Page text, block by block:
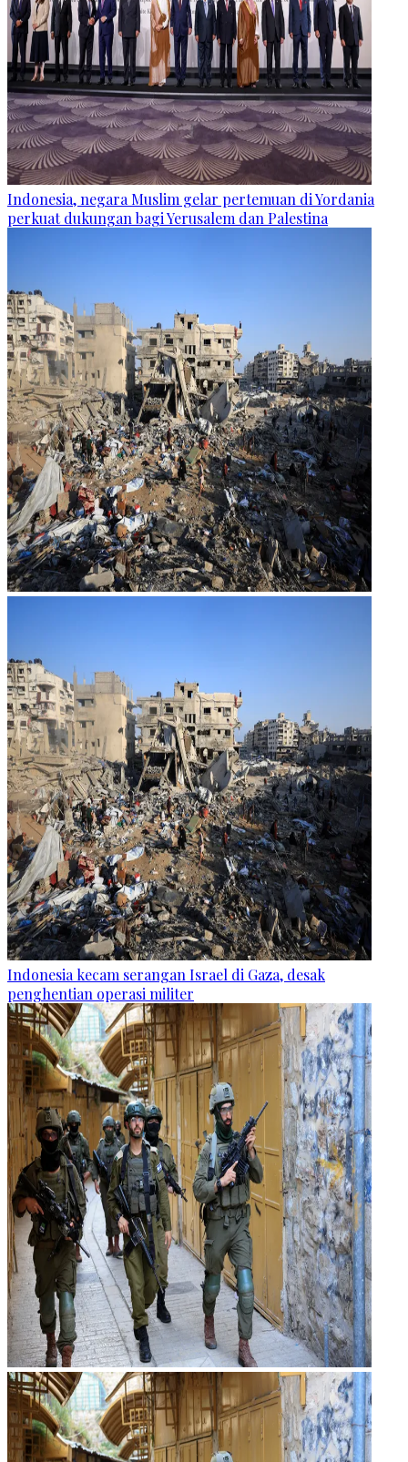
Indonesia, negara Muslim gelar pertemuan di Yordania
perkuat dukungan bagi Yerusalem dan Palestina
Indonesia kecam serangan Israel di Gaza, desak
penghentian operasi militer